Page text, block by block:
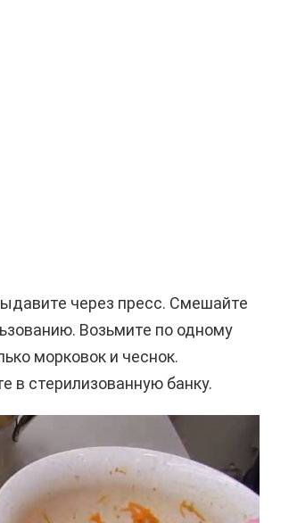
через пресс. Смешайте
Возьмите по одному
морковок и чеснок.
в стерилизованную банку.